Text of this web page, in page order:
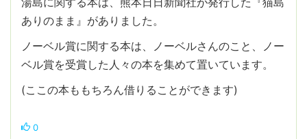
ありのまま』がありました。
ノーベル賞に関する本は、ノーベルさんのこと、ノー
ベル賞を受賞した人々の本を集めて置いています。
(ここの本ももちろん借りることができます)
0